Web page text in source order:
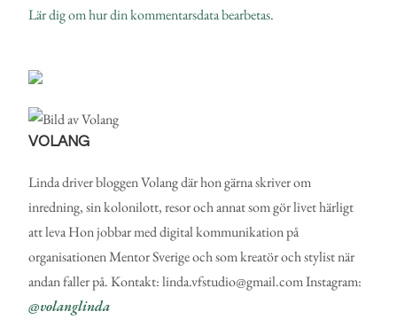
Lär dig om hur din kommentarsdata bearbetas.
VOLANG
Linda driver bloggen Volang där hon gärna skriver om
inredning, sin kolonilott, resor och annat som gör livet härligt
att leva Hon jobbar med digital kommunikation på
organisationen Mentor Sverige och som kreatör och stylist när
andan faller på. Kontakt: linda.vfstudio@gmail.com Instagram:
@volanglinda